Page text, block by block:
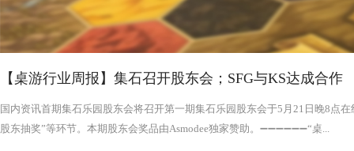
【桌游行业周报】集石召开股东会；SFG与KS达成合作
国内资讯首期集石乐园股东会将召开第一期集石乐园股东会于5月21日晚8点
股东抽奖”等环节。本期股东会奖品由Asmodee独家赞助。➖➖➖➖➖➖“桌...